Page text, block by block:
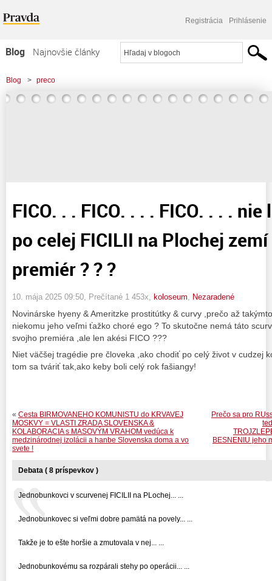
Registrácia Prihlásenie
Blog
Najnovšie články
Najčítanejšie články
Najkomentovanejšie články
Blog > preco
> FICO. . . FICO. . . . FICO. . . . nie len dnes znie po celej FICILII na Plochej zemí !
FICO. . . FICO. . . . FICO. . . .
po celej FICILII na Plochej
premiér ? ? ?
10. mája 2025 09:50 , Prečítané 1 453x, koloseum Nezaradené
Novinárske hyeny & Ameritzke prostitútky & curvy ,prečo až
niekomu jeho veľmi ťažko choré ego ? To skutočne nemá táto
svojho premiéra ,ale len akési FICO ???
Niet väčšej tragédie pre človeka ,ako chodiť po celý život v cudzej
tom sa tváriť tak,ako keby boli celý rok fašiangy!
Prečo sa pro
BESNENIU jeho
« Cesta BIRMOVANEHO KOMUNISTU do KRVAVEJ
MOSKVY = VLASTI ZRADA SLOVENSKA &
KOLABORACIA s MASOVÝM VRAHOM vedúca k
medzinárodnej izolácii a hanbe Slovenska doma a vo
svete !
Debata ( 8 príspevkov )
Jednobunkovci v scurvenej FICILII na PLochej... ...
Jednobunkovec si veľmi dobre pamätá na povely... ...
Takže je to ešte horšie a zmutovala v nej... ...
Jednobunkovému sa rozpárali stehy po operácii... ...